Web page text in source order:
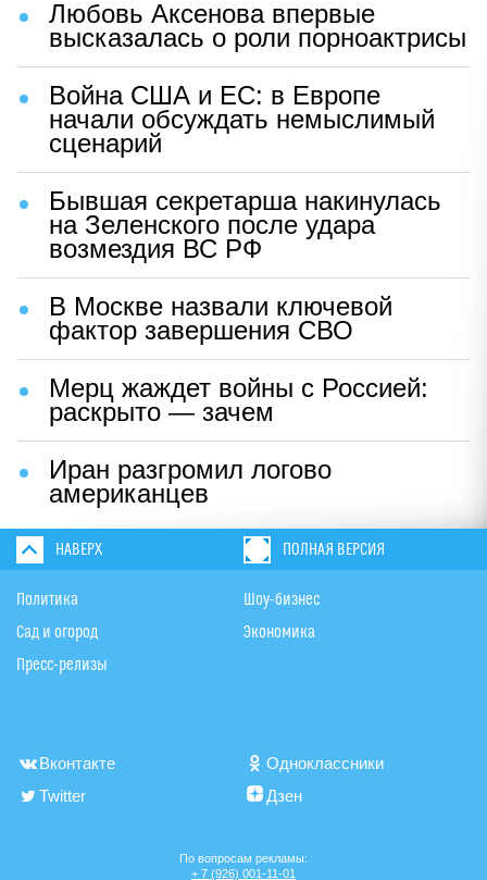
Шаг Киева вызвал волну
бешенства в Германии: "Это
позор"
Залужный неожиданно заговорил
о том, о чем в Киеве
предпочитают молчать
Вайкуле публично обратилась к
Зеленскому на русском языке
Бойцы ВСУ сделали важное
заявление о ситуации на фронте
Позорный "туалетный скандал"
грозит Турции потерей туристов
"Новое унижение": Зеленскому
предрекли неприятный сюрприз на
встрече с Трампом
"Считаные минуты": в Хельсинки
сделали тревожное заявление о
Финском заливе
Любовь Аксенова впервые
высказалась о роли порноактрисы
Война США и ЕС: в Европе